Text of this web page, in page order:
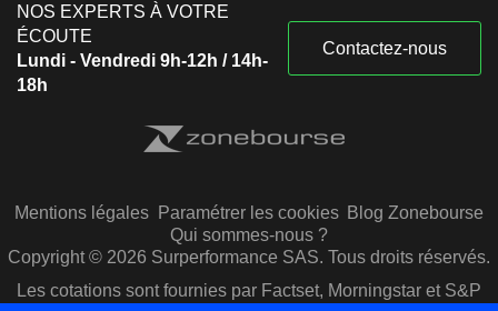
NOS EXPERTS À VOTRE
ÉCOUTE
Lundi - Vendredi 9h-12h / 14h-
18h
Contactez-nous
Mentions légales Paramétrer les cookies Blog Zonebourse
Qui sommes-nous ?
Copyright © 2026 Surperformance SAS. Tous droits réservés.
Les cotations sont fournies par Factset, Morningstar et S&P